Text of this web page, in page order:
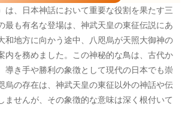
は、日本神話において重要な役割を果たす三
最も有名な登場は、神武天皇の東征伝説にあ
和地方に向かう途中、八咫烏が天照大御神の
内を務めました。この神秘的な鳥は、古代か
導き手や勝利の象徴として現代の日本でも崇
烏の存在は、神武天皇の東征以外の神話や伝
ませんが、その象徴的な意味は深く根付いて